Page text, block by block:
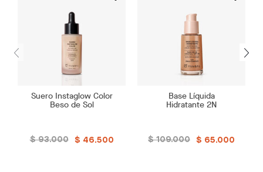
Suero Instaglow Color
Beso de Sol
$ 93.000 $ 46.500
Base Líquida
Hidratante 2N
$ 109.000 $ 65.000